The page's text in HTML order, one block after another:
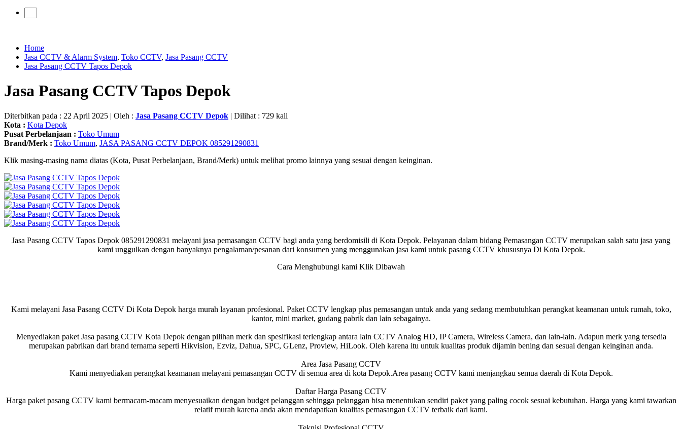
Home
Jasa CCTV & Alarm System, Toko CCTV, Jasa Pasang CCTV
Jasa Pasang CCTV Tapos Depok
Jasa Pasang CCTV Tapos Depok
Diterbitkan pada : 22 April 2025 | Oleh : Jasa Pasang CCTV Depok | Dilihat : 729 kali
Kota : Kota Depok
Pusat Perbelanjaan : Toko Umum
Brand/Merk : Toko Umum, JASA PASANG CCTV DEPOK 085291290831
Klik masing-masing nama diatas (Kota, Pusat Perbelanjaan, Brand/Merk) untuk melihat promo lainnya yang sesuai dengan keinginan.
Jasa Pasang CCTV Tapos Depok 085291290831 melayani jasa pemasangan CCTV bagi anda yang berdomisili di Kota Depok. Pelayanan dalam bidang Pemasangan CCTV merupakan salah satu jasa yang
kami unggulkan dengan banyaknya pengalaman/pesanan dari konsumen yang menggunakan jasa kami untuk pasang CCTV khususnya Di Kota Depok.
Cara Menghubungi kami Klik Dibawah
Kami melayani Jasa Pasang CCTV Di Kota Depok harga murah layanan profesional. Paket CCTV lengkap plus pemasangan untuk anda yang sedang membutuhkan perangkat keamanan untuk rumah, toko,
kantor, mini market, gudang pabrik dan lain sebagainya.
Menyediakan paket Jasa pasang CCTV Kota Depok dengan pilihan merk dan spesifikasi terlengkap antara lain CCTV Analog HD, IP Camera, Wireless Camera, dan lain-lain. Adapun merk yang tersedia
merupakan pabrikan dari brand ternama seperti Hikvision, Ezviz, Dahua, SPC, GLenz, Proview, HiLook. Oleh karena itu untuk kualitas produk dijamin bening dan sesuai dengan keinginan anda.
Area Jasa Pasang CCTV
Kami menyediakan perangkat keamanan melayani pemasangan CCTV di semua area di kota Depok.Area pasang CCTV kami menjangkau semua daerah di Kota Depok.
Daftar Harga Pasang CCTV
Harga paket pasang CCTV kami bermacam-macam menyesuaikan dengan budget pelanggan sehingga pelanggan bisa menentukan sendiri paket yang paling cocok sesuai kebutuhan. Harga yang kami tawarkan
relatif murah karena anda akan mendapatkan kualitas pemasangan CCTV terbaik dari kami.